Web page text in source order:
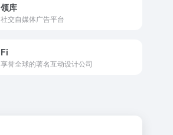
领库
社交自媒体广告平台
Fi
享誉全球的著名互动设计公司